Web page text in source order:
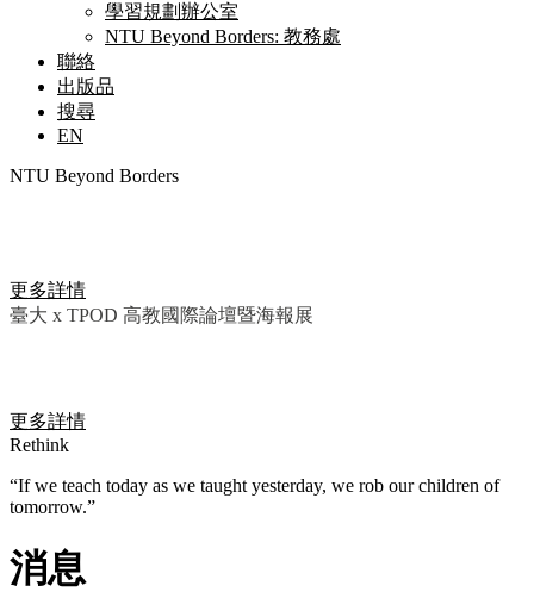
學習規劃辦公室
NTU Beyond Borders: 教務處
聯絡
出版品
搜尋
EN
NTU Beyond Borders
更多詳情
臺大 x TPOD 高教國際論壇暨海報展
更多詳情
Rethink
“If we teach today as we taught yesterday, we rob our children of
tomorrow.”
消息